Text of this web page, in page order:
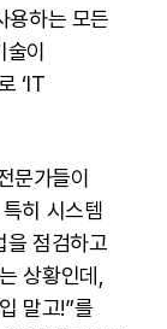
용하는 모든
이
‘IT
문가들이
히 시스템
을 점검하고
상황인데,
말고!”를